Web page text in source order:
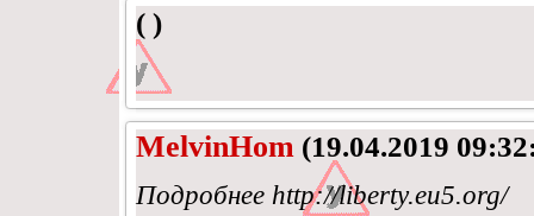
( )
MelvinHom (19.04.2019
Подробнее http://liberty.eu5.org/